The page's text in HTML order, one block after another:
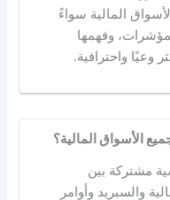
المالية سواءً
وفهمها
وعيًا واحترافية.
الأسواق المالية؟
مشتركة بين
والسبريد وأوامر